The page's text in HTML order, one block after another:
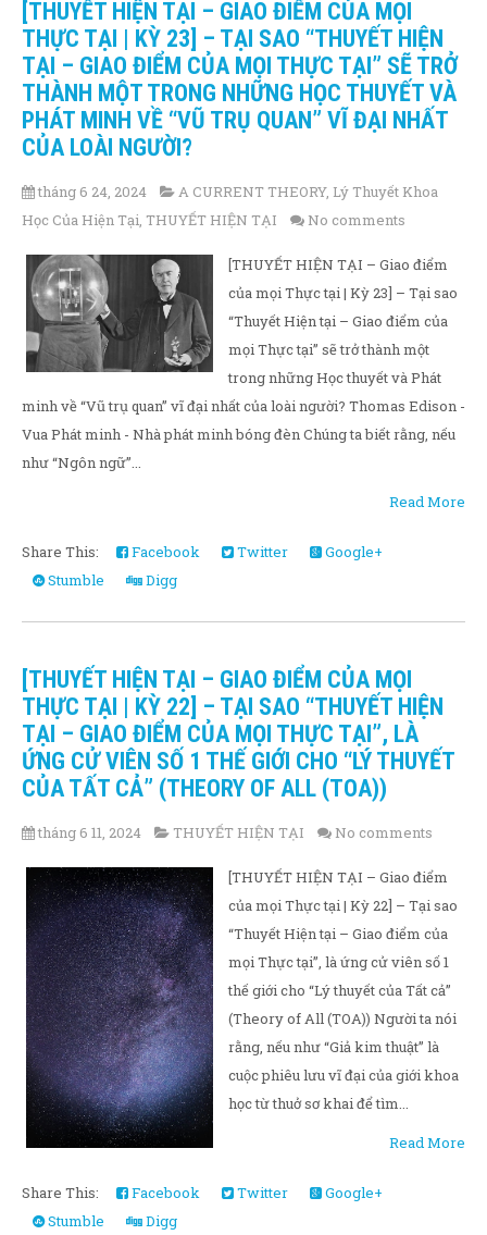
[THUYẾT HIỆN TẠI – GIAO ĐIỂM CỦA MỌI
THỰC TẠI | KỲ 23] – TẠI SAO “THUYẾT HIỆN
TẠI – GIAO ĐIỂM CỦA MỌI THỰC TẠI” SẼ TRỞ
THÀNH MỘT TRONG NHỮNG HỌC THUYẾT VÀ
PHÁT MINH VỀ “VŨ TRỤ QUAN” VĨ ĐẠI NHẤT
CỦA LOÀI NGƯỜI?
tháng 6 24, 2024 A CURRENT THEORY, Lý Thuyết Khoa
Học Của Hiện Tại, THUYẾT HIỆN TẠI No comments
[THUYẾT HIỆN TẠI – Giao điểm
của mọi Thực tại | Kỳ 23] – Tại sao
“Thuyết Hiện tại – Giao điểm của
mọi Thực tại” sẽ trở thành một
trong những Học thuyết và Phát
minh về “Vũ trụ quan” vĩ đại nhất của loài người? Thomas Edison -
Vua Phát minh - Nhà phát minh bóng đèn Chúng ta biết rằng, nếu
như “Ngôn ngữ”...
Read More
Share This: Facebook Twitter
Google+
Stumble
Digg
[THUYẾT HIỆN TẠI – GIAO ĐIỂM CỦA MỌI
THỰC TẠI | KỲ 22] – TẠI SAO “THUYẾT HIỆN
TẠI – GIAO ĐIỂM CỦA MỌI THỰC TẠI”, LÀ
ỨNG CỬ VIÊN SỐ 1 THẾ GIỚI CHO “LÝ THUYẾT
CỦA TẤT CẢ” (THEORY OF ALL (TOA))
tháng 6 11, 2024 THUYẾT HIỆN TẠI No comments
[THUYẾT HIỆN TẠI – Giao điểm
của mọi Thực tại | Kỳ 22] – Tại sao
“Thuyết Hiện tại – Giao điểm của
mọi Thực tại”, là ứng cử viên số 1
thế giới cho “Lý thuyết của Tất cả”
(Theory of All (TOA)) Người ta nói
rằng, nếu như “Giả kim thuật” là
cuộc phiêu lưu vĩ đại của giới khoa
học từ thuở sơ khai để tìm...
Read More
Share This: Facebook Twitter
Google+
Stumble
Digg